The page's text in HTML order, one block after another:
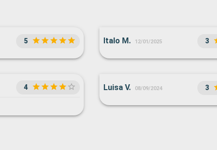
5 Italo M. 12/01/2025 3
4 Luisa V. 08/09/2024 3